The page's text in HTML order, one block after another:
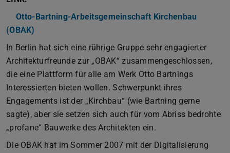
Otto-Bartning-Arbeitsgemeinschaft Kirchenbau
(OBAK)
In Berlin hat sich eine rührige Gruppe sehr engagierter
Architekturfreunde zur „OBAK“ zusammengeschlossen,
die eine Plattform für alle am Werk Otto Bartnings
Interessierten bieten wollen. Schwerpunkt ihres
Engagements ist der „Kirchbau“ (wie Bartning gerne
sagte), aber sie setzen sich auch für vom Abriss bedrohte
„profane“ Bauwerke des Architekten ein.
Die OBAK hat im Sommer 2007 mit der Digitalisierung